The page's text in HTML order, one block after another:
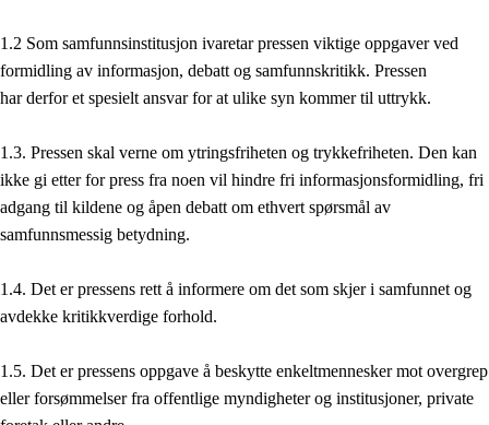
1.2 Som samfunnsinstitusjon ivaretar pressen viktige oppgaver ved
formidling av informasjon, debatt og samfunnskritikk. Pressen
har derfor et spesielt ansvar for at ulike syn kommer til uttrykk.
1.3. Pressen skal verne om ytringsfriheten og trykkefriheten. Den kan
ikke gi etter for press fra noen vil hindre fri informasjonsformidling, fri
adgang til kildene og åpen debatt om ethvert spørsmål av
samfunnsmessig betydning.
1.4. Det er pressens rett å informere om det som skjer i samfunnet og
avdekke kritikkverdige forhold.
1.5. Det er pressens oppgave å beskytte enkeltmennesker mot overgrep
eller forsømmelser fra offentlige myndigheter og institusjoner, private